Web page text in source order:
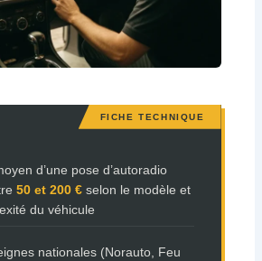
d’une pose d’autoradio
50 et 200 €selon le modèle et
du véhicule
nationales (Norauto, Feu